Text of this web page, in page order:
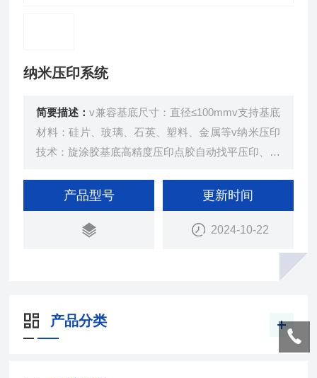
纳米压印系统
简要描述：v兼容基底尺寸：直径≤100mmv支持基底
材料：硅片、玻璃、石英、塑料、金属等v纳米压印
技术：旋涂胶基底高精度压印点胶自动找平压印、旋
优于10nmv结构深宽比：优于10：1v残余层控制：
可小于10nm微米级TTV控制精度v紫外固化光源：紫
外LED（365nm）面光源
产品型号 更新时间
2024-10-22
产品分类